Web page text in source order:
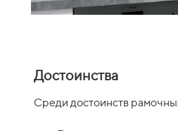
Достоинства
Среди достоинств